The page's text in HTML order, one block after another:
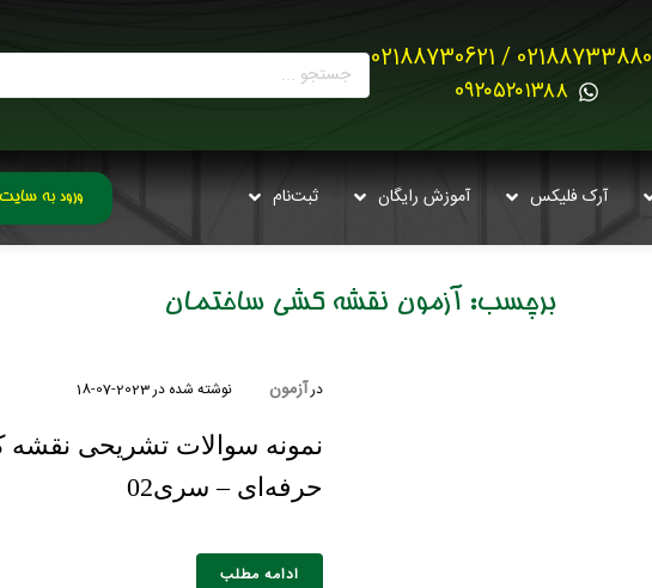
02188733880 / 02188730621
0۹۲۰۵۲۰۱۳۸۸
آرک فلیکس آموزش رایگان ثبت‌نام ورود به سایت
برچسب: آزمون نقشه کشی ساختمان
درآزمون نوشته شده در2023-07-18
نمونه سوالات تشریحی
حرفه‌ای – سری02
ادامه مطلب